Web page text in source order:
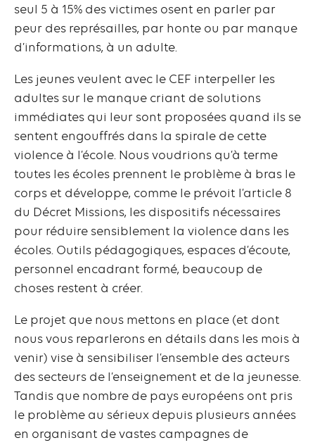
seul 5 à 15% des victimes osent en parler par
peur des représailles, par honte ou par manque
d’informations, à un adulte.
Les jeunes veulent avec le CEF interpeller les
adultes sur le manque criant de solutions
immédiates qui leur sont proposées quand ils se
sentent engouffrés dans la spirale de cette
violence à l’école. Nous voudrions qu’à terme
toutes les écoles prennent le problème à bras le
corps et développe, comme le prévoit l’article 8
du Décret Missions, les dispositifs nécessaires
pour réduire sensiblement la violence dans les
écoles. Outils pédagogiques, espaces d’écoute,
personnel encadrant formé, beaucoup de
choses restent à créer.
Le projet que nous mettons en place (et dont
nous vous reparlerons en détails dans les mois à
venir) vise à sensibiliser l’ensemble des acteurs
des secteurs de l’enseignement et de la jeunesse.
Tandis que nombre de pays européens ont pris
le problème au sérieux depuis plusieurs années
en organisant de vastes campagnes de